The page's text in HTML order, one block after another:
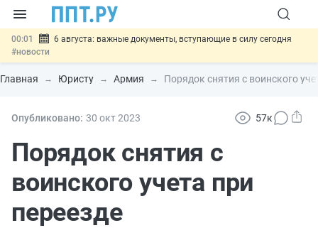
00:01
6 августа: важные документы, вступающие в силу сегодня
#новости
05.08 Обновили сообщения НПФ о договорах НПО и долгосрочных
сбережений#новости
05.08 Систему страхования вкладов распространили на электронные
05.08
#новости
Главная Юристу Армия Порядок снятия с воинского
Опубликовано: 30 окт2023 57к
Порядок снятия с
воинского учета при
переезде